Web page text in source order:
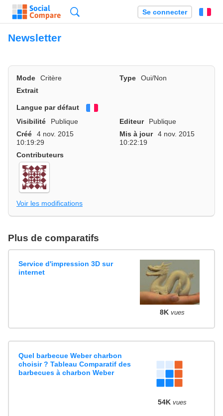
Se connecter
Newsletter
Mode Critère Type
Oui/Non
Extrait
Langue par défaut
Visibilité
Publique Editeur
Publique
Créé
4 nov. 2015
10:19:29
Mis à jour
4 nov. 2015
10:22:19
Contributeurs
Voir les modifications
Plus de comparatifs
Service d'impression 3D sur
internet
8K vues
Quel barbecue Weber charbon
choisir ? Tableau Comparatif des
barbecues à charbon Weber
54K vues